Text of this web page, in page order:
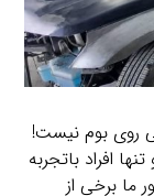
روی بوم نیست!‌
افراد باتجربه
ما برخی از